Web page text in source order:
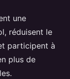
une
réduisent le
participent à
plus de